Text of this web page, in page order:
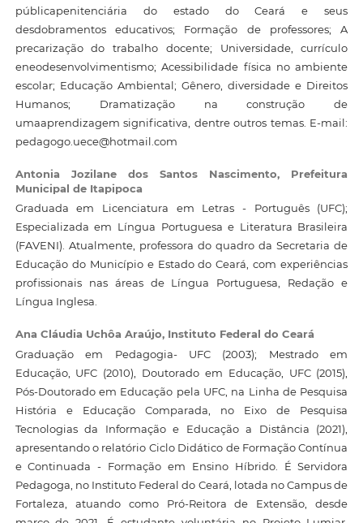
públicapenitenciária do estado do Ceará e seus
desdobramentos educativos; Formação de professores; A
precarização do trabalho docente; Universidade, currículo
eneodesenvolvimentismo; Acessibilidade física no ambiente
escolar; Educação Ambiental; Gênero, diversidade e Direitos
Humanos; Dramatização na construção de
umaaprendizagem significativa, dentre outros temas. E-mail:
pedagogo.uece@hotmail.com
Antonia Jozilane dos Santos Nascimento, Prefeitura
Municipal de Itapipoca
Graduada em Licenciatura em Letras - Português (UFC);
Especializada em Língua Portuguesa e Literatura Brasileira
(FAVENI). Atualmente, professora do quadro da Secretaria de
Educação do Município e Estado do Ceará, com experiências
profissionais nas áreas de Língua Portuguesa, Redação e
Língua Inglesa.
Ana Cláudia Uchôa Araújo, Instituto Federal do Ceará
Graduação em Pedagogia- UFC (2003); Mestrado em
Educação, UFC (2010), Doutorado em Educação, UFC (2015),
Pós-Doutorado em Educação pela UFC, na Linha de Pesquisa
História e Educação Comparada, no Eixo de Pesquisa
Tecnologias da Informação e Educação a Distância (2021),
apresentando o relatório Ciclo Didático de Formação Contínua
e Continuada - Formação em Ensino Híbrido. É Servidora
Pedagoga, no Instituto Federal do Ceará, lotada no Campus de
Fortaleza, atuando como Pró-Reitora de Extensão, desde